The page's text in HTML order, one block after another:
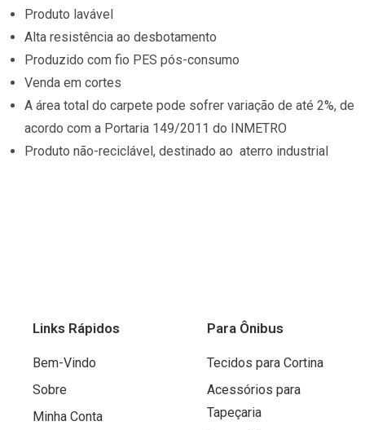
Produto lavável
Alta resistência ao desbotamento
Produzido com fio PES pós-consumo
Venda em cortes
A área total do carpete pode sofrer variação de até 2%, de
acordo com a Portaria 149/2011 do INMETRO
Produto não-reciclável, destinado ao aterro industrial
Links Rápidos
Bem-Vindo
Sobre
Minha Conta
Para Ônibus
Tecidos para Cortina
Acessórios para
Tapeçaria